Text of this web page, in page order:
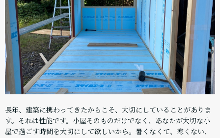
長年、建築に携わってきたからこそ、大切にしていることがありま
す。それは性能です。小屋そのものだけでなく、あなたが大切な小
屋で過ごす時間を大切にして欲しいから。暑くなくて、寒くない、